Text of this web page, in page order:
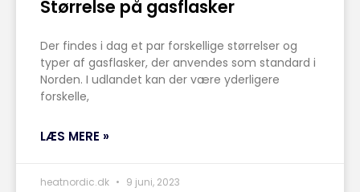
Størrelse på gasflasker
Der findes i dag et par forskellige størrelser og
typer af gasflasker, der anvendes som standard i
Norden. I udlandet kan der være yderligere
forskelle,
LÆS MERE »
heatnordic.dk 9 juni, 2023